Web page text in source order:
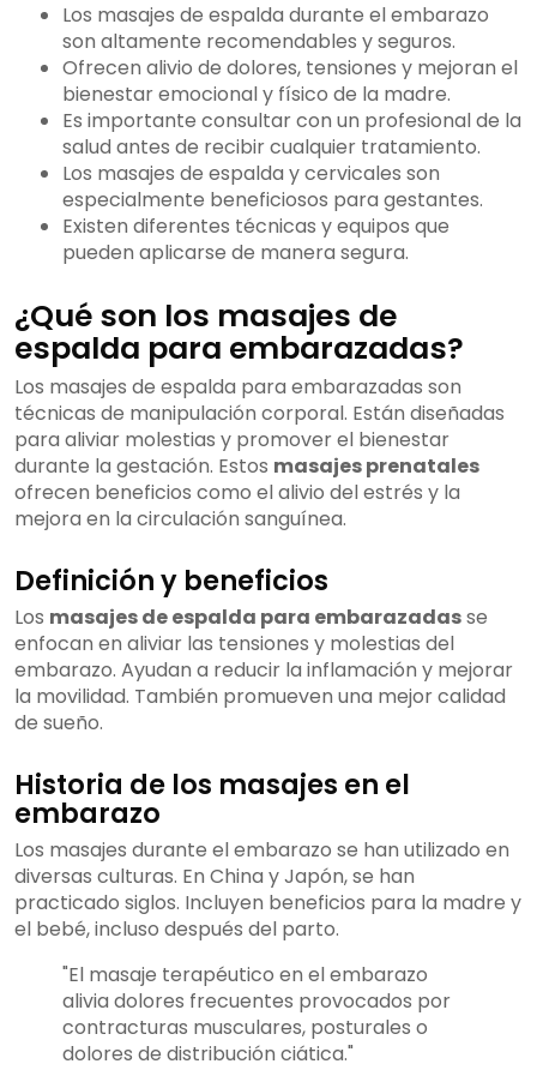
Los masajes de espalda durante el embarazo
son altamente recomendables y seguros.
Ofrecen alivio de dolores, tensiones y mejoran el
bienestar emocional y físico de la madre.
Es importante consultar con un profesional de la
salud antes de recibir cualquier tratamiento.
Los masajes de espalda y cervicales son
especialmente beneficiosos para gestantes.
Existen diferentes técnicas y equipos que
pueden aplicarse de manera segura.
¿Qué son los masajes de
espalda para embarazadas?
Los masajes de espalda para embarazadas son
técnicas de manipulación corporal. Están diseñadas
para aliviar molestias y promover el bienestar
durante la gestación. Estos masajes prenatales
ofrecen beneficios como el alivio del estrés y la
mejora en la circulación sanguínea.
Definición y beneficios
Los masajes de espalda para embarazadasse
enfocan en aliviar las tensiones y molestias del
embarazo. Ayudan a reducir la inflamación y mejorar
la movilidad. También promueven una mejor calidad
de sueño.
Historia de los masajes en el
embarazo
Los masajes durante el embarazo se han utilizado en
diversas culturas. En China y Japón, se han
practicado siglos. Incluyen beneficios para la madre y
el bebé, incluso después del parto.
"El masaje terapéutico en el embarazo
alivia dolores frecuentes provocados por
contracturas musculares, posturales o
dolores de distribución ciática."